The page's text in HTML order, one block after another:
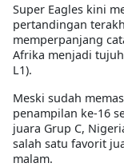
Super Eagles kini
pertandingan
memperpanjang
Afrika menjadi
L1).
Meski sudah
penampilan ke-16
juara Grup C,
salah satu favorit
malam.